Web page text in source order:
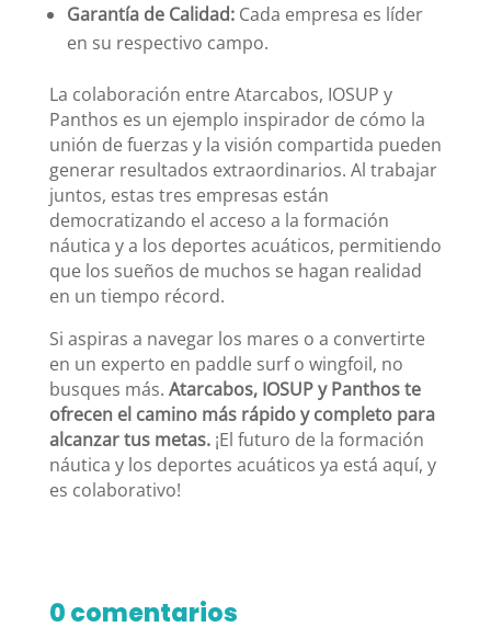
Garantía de Calidad:Cada empresa es líder
en su respectivo campo.
La colaboración entre Atarcabos, IOSUP y
Panthos es un ejemplo inspirador de cómo la
unión de fuerzas y la visión compartida pueden
generar resultados extraordinarios. Al trabajar
juntos, estas tres empresas están
democratizando el acceso a la formación
náutica y a los deportes acuáticos, permitiendo
que los sueños de muchos se hagan realidad
en un tiempo récord.
Si aspiras a navegar los mares o a convertirte
en un experto en paddle surf o wingfoil, no
busques más. Atarcabos, IOSUP y Panthos te
ofrecen el camino más rápido y completo para
alcanzar tus metas.¡El futuro de la formación
náutica y los deportes acuáticos ya está aquí, y
es colaborativo!
0 comentarios